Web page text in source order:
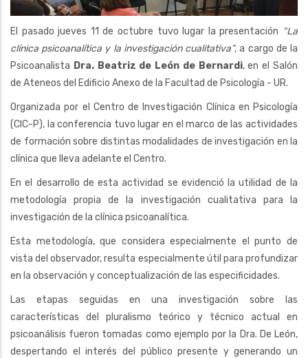
El pasado jueves 11 de octubre tuvo lugar la presentación “La
clínica psicoanalítica y la investigación cualitativa”, a cargo de la
Psicoanalista Dra. Beatriz de León de Bernardi, en el Salón
de Ateneos del Edificio Anexo de la Facultad de Psicología - UR.
Organizada por el Centro de Investigación Clínica en Psicología
(CIC-P), la conferencia tuvo lugar en el marco de las actividades
de formación sobre distintas modalidades de investigación en la
clínica que lleva adelante el Centro.
En el desarrollo de esta actividad se evidenció la utilidad de la
metodología propia de la investigación cualitativa para la
investigación de la clínica psicoanalítica.
Esta metodología, que considera especialmente el punto de
vista del observador, resulta especialmente útil para profundizar
en la observación y conceptualización de las especificidades.
Las etapas seguidas en una investigación sobre las
características del pluralismo teórico y técnico actual en
psicoanálisis fueron tomadas como ejemplo por la Dra. De León,
despertando el interés del público presente y generando un